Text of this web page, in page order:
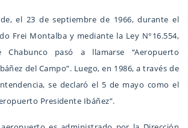
el 23 de septiembre de 1966, durante el
Frei Montalba y mediante la Ley N°16.554,
pasó a llamarse “Aeropuerto
del Campo”. Luego, en 1986, a través de
se declaró el 5 de mayo como el
Presidente Ibáñez”.